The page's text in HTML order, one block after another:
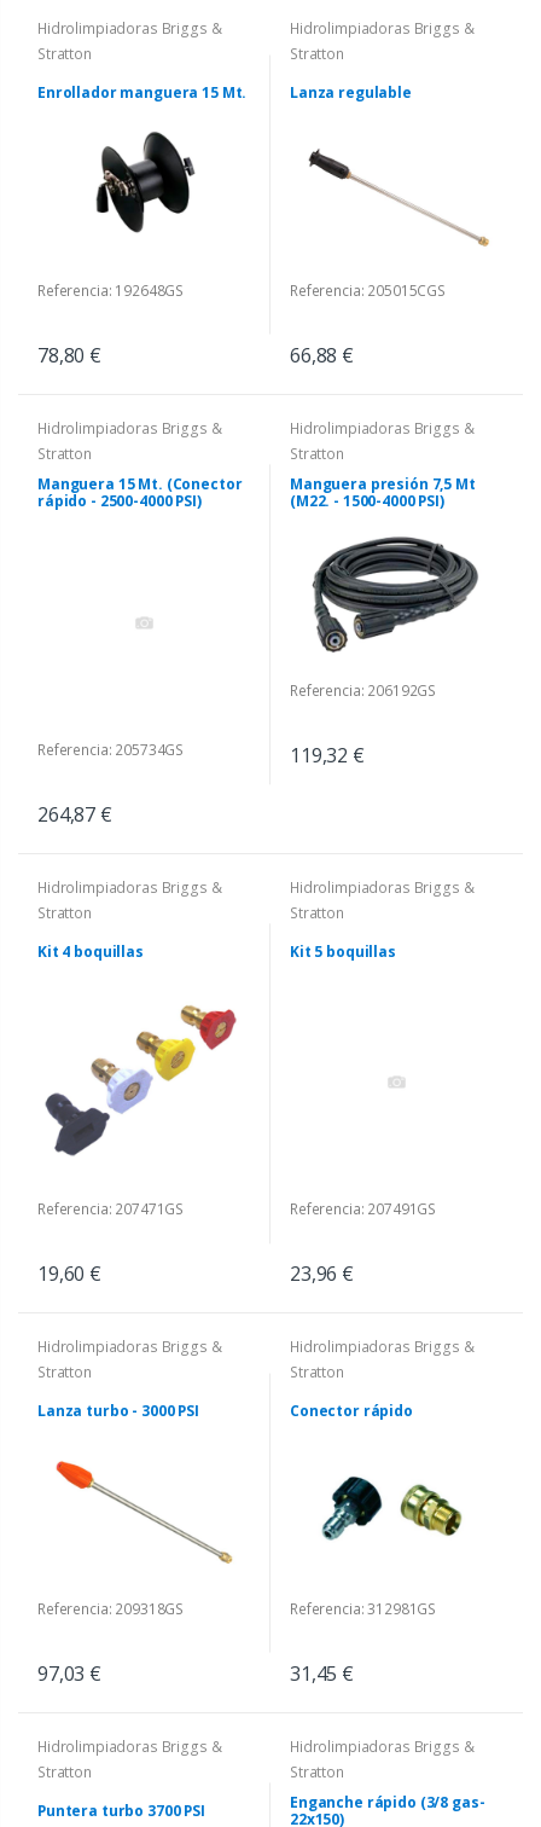
Hidrolimpiadoras Briggs &
Stratton
Enrollador manguera 15 Mt.
Referencia: 192648GS
78,80 €
Hidrolimpiadoras Briggs &
Stratton
Lanza regulable
Referencia: 205015CGS
66,88 €
Hidrolimpiadoras Briggs &
Stratton
Manguera 15 Mt. (Conector
rápido - 2500-4000 PSI)
Referencia: 205734GS
264,87 €
Hidrolimpiadoras Briggs &
Stratton
Manguera presión 7,5 Mt
(M22. - 1500-4000 PSI)
Referencia: 206192GS
119,32 €
Hidrolimpiadoras Briggs &
Stratton
Kit 4 boquillas
Referencia: 207471GS
19,60 €
Hidrolimpiadoras Briggs &
Stratton
Kit 5 boquillas
Referencia: 207491GS
23,96 €
Hidrolimpiadoras Briggs &
Stratton
Lanza turbo - 3000 PSI
Referencia: 209318GS
97,03 €
Hidrolimpiadoras Briggs &
Stratton
Conector rápido
Referencia: 312981GS
31,45 €
Hidrolimpiadoras Briggs &
Stratton
Puntera turbo 3700 PSI
Hidrolimpiadoras Briggs &
Stratton
Enganche rápido (3/8 gas-
22x150)